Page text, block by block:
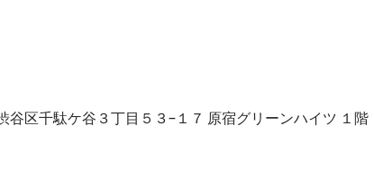
谷区千駄ケ谷３丁目５３−１７ 原宿グリーンハイツ １階